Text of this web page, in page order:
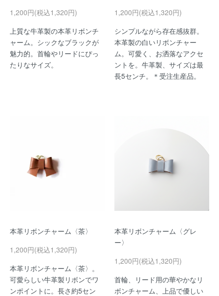
1,200円(税込1,320円)
上質な牛革製の本革リボンチ
ャーム。シックなブラックが
魅力的。首輪やリードにぴっ
たりなサイズ。
1,200円(税込1,320円)
シンプルながら存在感抜群。
本革製の白いリボンチャー
ム。可愛く、お洒落なアクセ
ントを。牛革製、サイズは最
長5センチ。＊受注生産品。
本革リボンチャーム〈茶〉
1,200円(税込1,320円)
本革リボンチャーム〈茶〉。
可愛らしい牛革製リボンでワ
ンポイントに。長さ約5セン
本革リボンチャーム〈グレ
ー〉
1,200円(税込1,320円)
首輪、リード用の華やかなリ
ボンチャーム、上品で優しい